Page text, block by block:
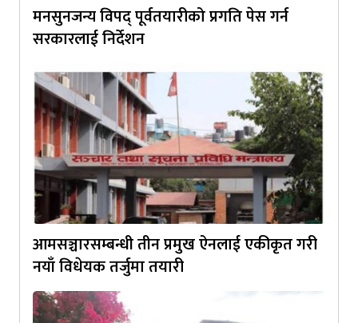
मनसुनजन्य विपद् पूर्वतयारीको प्रगति पेस गर्न
सरकारलाई निर्देशन
आमसञ्चारसम्बन्धी तीन प्रमुख ऐनलाई एकीकृत गरी
नयाँ विधेयक तर्जुमा तयारी